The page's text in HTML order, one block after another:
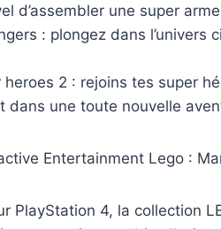
d’assembler une super
: plongez dans
heroes 2 : rejoins tes super
dans une toute nouvelle
Entertainment Lego :
PlayStation 4, la collection